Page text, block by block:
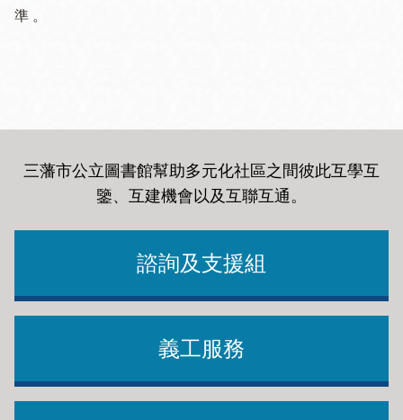
準 。
三藩市公立圖書館幫助多元化社區之間彼此互學互
鑒、互建機會以及互聯互通 。
諮詢及支援組
義工服務